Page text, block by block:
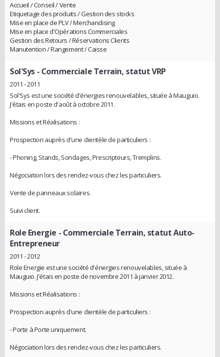
Accueil / Conseil / Vente
Etiquetage des produits / Gestion des stocks
Mise en place de PLV / Merchandising
Mise en place d'Opérations Commerciales
Gestion des Retours / Réservations Clients
Manutention / Rangement / Caisse
Sol'Sys - Commerciale Terrain, statut VRP
2011 - 2011
Sol'Sys est une société d'énergies renouvelables, située à Mauguio.
J'étais en poste d'août à octobre 2011.
Missions et Réalisations :
Prospection auprès d'une clientèle de particuliers :
- Phoning, Stands, Sondages, Prescripteurs, Tremplins.
Négociation lors des rendez-vous chez les particuliers.
Vente de panneaux solaires.
Suivi client.
Role Energie - Commerciale Terrain, statut Auto-
Entrepreneur
2011 - 2012
Role Energie est une société d'énergies renouvelables, située à
Mauguio. J'étais en poste de novembre 2011 à janvier 2012.
Missions et Réalisations :
Prospection auprès d'une clientèle de particuliers :
- Porte à Porte uniquement.
Négociation lors des rendez-vous chez les particuliers.